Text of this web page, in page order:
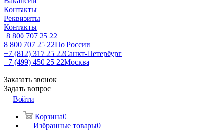
Контакты
Реквизиты
Контакты
8 800 707 25 22
8 800 707 25 22По России
+7 (812) 317 25 22Санкт-Петербург
+7 (499) 450 25 22Москва
Заказать звонок
Задать вопрос
Войти
Корзина0
Избранные товары0